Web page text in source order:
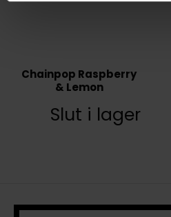
Chainpop Raspberry
& Lemon
Slut i lager